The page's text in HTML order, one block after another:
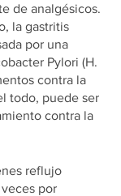
de analgésicos.
la gastritis
por una
Pylori (H.
contra la
todo, puede ser
contra la
reflujo
por